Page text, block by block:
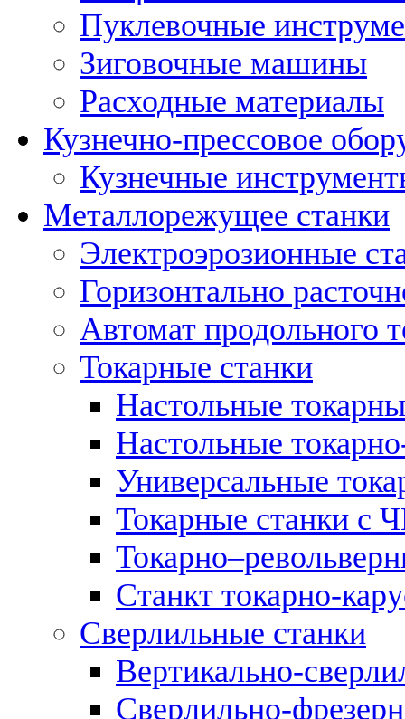
Пуклевочные
Зиговочные машины
Расходные материалы
Кузнечно-прессовое
Кузнечные
Металлорежущее станки
Электроэрозионные
Горизонтально
Автомат продольного
Токарные станки
Настольные
Настольные
Универсальные
Токарные станки с
Станкт токарно-
Сверлильные станки
Вертикально-
Сверлильно-